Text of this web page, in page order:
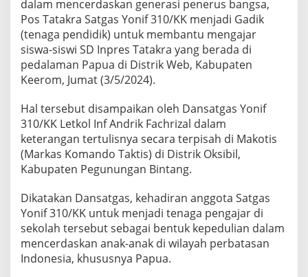
Y
o
n
i
f
3
1
/
K
K
e
d
l
i
e
n
d
dalam mencerdaskan generasi penerus bangsa,
Pos Tatakra Satgas Yonif 310/KK menjadi Gadik
(tenaga pendidik) untuk membantu mengajar
siswa-siswi SD Inpres Tatakra yang berada di
pedalaman Papua di Distrik Web, Kabupaten
Keerom, Jumat (3/5/2024).
Hal tersebut disampaikan oleh Dansatgas Yonif
310/KK Letkol Inf Andrik Fachrizal dalam
keterangan tertulisnya secara terpisah di Makotis
(Markas Komando Taktis) di Distrik Oksibil,
Kabupaten Pegunungan Bintang.
Dikatakan Dansatgas, kehadiran anggota Satgas
Yonif 310/KK untuk menjadi tenaga pengajar di
sekolah tersebut sebagai bentuk kepedulian dalam
mencerdaskan anak-anak di wilayah perbatasan
Indonesia, khususnya Papua.